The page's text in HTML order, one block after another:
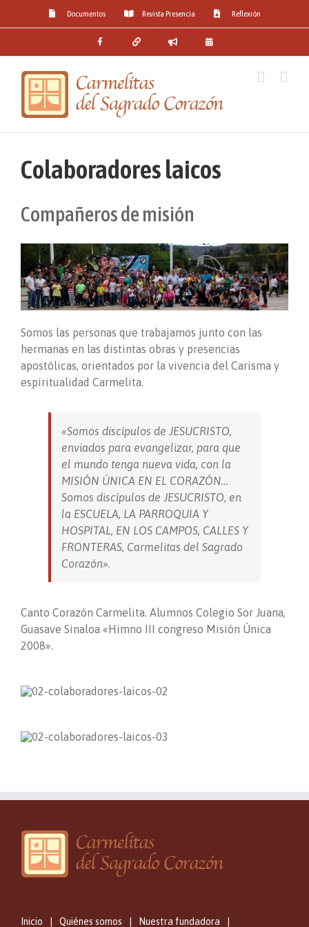
Documentos Revista Presencia Reflexión
Colaboradores laicos
Compañeros de misión
Somos las personas que trabajamos junto con las
hermanas en las distintas obras y presencias
apostólicas, orientados por la vivencia del Carisma y
espiritualidad Carmelita.
«Somos discípulos de JESUCRISTO,
enviados para evangelizar, para que
el mundo tenga nueva vida, con la
MISIÓN ÚNICA EN EL CORAZÓN…
Somos discípulos de JESUCRISTO, en
la ESCUELA, LA PARROQUIA Y
HOSPITAL, EN LOS CAMPOS, CALLES Y
FRONTERAS, Carmelitas del Sagrado
Corazón».
Canto Corazón Carmelita. Alumnos Colegio Sor Juana,
Guasave Sinaloa «Himno III congreso Misión Única
2008».
Inicio Quiénes somos Nuestra fundadora